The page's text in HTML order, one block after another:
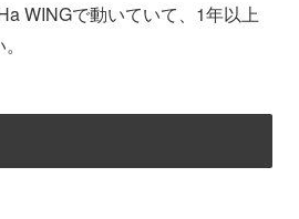
WINGで動いていて、1年以上